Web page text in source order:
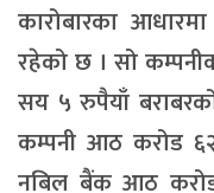
कारोबारका आधारमा
रहेको छ । सो
सय ५ रुपैयाँ
कम्पनी आठ करोड
नबिल बैंक आठ